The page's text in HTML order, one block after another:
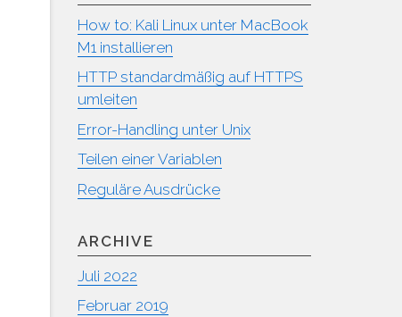
How to: Kali Linux unter MacBook
M1 installieren
HTTP standardmäßig auf HTTPS
umleiten
Error-Handling unter Unix
Teilen einer Variablen
Reguläre Ausdrücke
ARCHIVE
Juli 2022
Februar 2019